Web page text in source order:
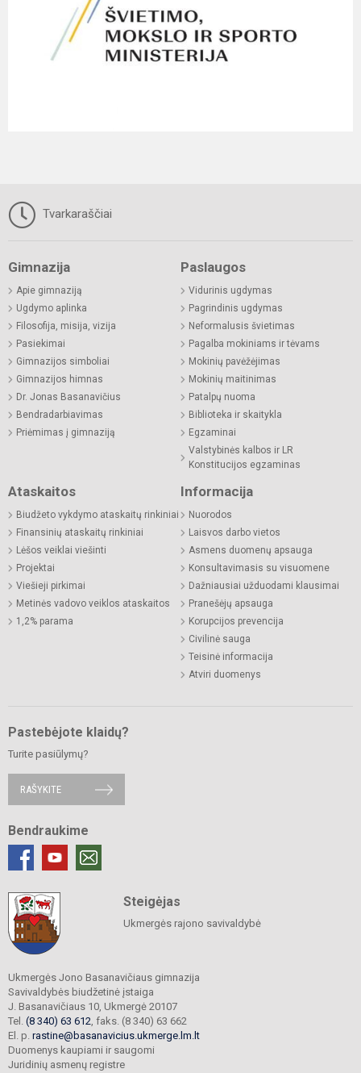
Tvarkaraščiai
Gimnazija
Apie gimnaziją
Ugdymo aplinka
Filosofija, misija, vizija
Pasiekimai
Gimnazijos simboliai
Gimnazijos himnas
Dr. Jonas Basanavičius
Bendradarbiavimas
Priėmimas į gimnaziją
Paslaugos
Vidurinis ugdymas
Pagrindinis ugdymas
Neformalusis švietimas
Pagalba mokiniams ir tėvams
Mokinių pavėžėjimas
Mokinių maitinimas
Patalpų nuoma
Biblioteka ir skaitykla
Egzaminai
Valstybinės kalbos ir LR
Konstitucijos egzaminas
Ataskaitos
Biudžeto vykdymo ataskaitų rinkiniai
Finansinių ataskaitų rinkiniai
Lėšos veiklai viešinti
Projektai
Viešieji pirkimai
Metinės vadovo veiklos ataskaitos
1,2% parama
Informacija
Nuorodos
Laisvos darbo vietos
Asmens duomenų apsauga
Konsultavimasis su visuomene
Dažniausiai užduodami klausimai
Pranešėjų apsauga
Korupcijos prevencija
Civilinė sauga
Teisinė informacija
Atviri duomenys
Pastebėjote klaidų?
Turite pasiūlymų?
RAŠYKITE
Bendraukime
Steigėjas
Ukmergės rajono savivaldybė
Ukmergės Jono Basanavičiaus gimnazija
Savivaldybės biudžetinė įstaiga
J. Basanavičiaus 10, Ukmergė 20107
Tel. (8 340) 63 612, faks. (8 340) 63 662
El. p. rastine@basanavicius.ukmerge.lm.lt
Duomenys kaupiami ir saugomi
Juridinių asmenų registre